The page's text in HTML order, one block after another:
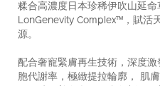
lx-
10121262101_hk.html
編
號：
10121262101_hk
糅合高濃度日本珍稀伊吹山延
LonGenevity Complex™，賦活
源。
配合奢寵緊膚再生技術，深度
胞代謝率，極緻提拉輪廓， 肌